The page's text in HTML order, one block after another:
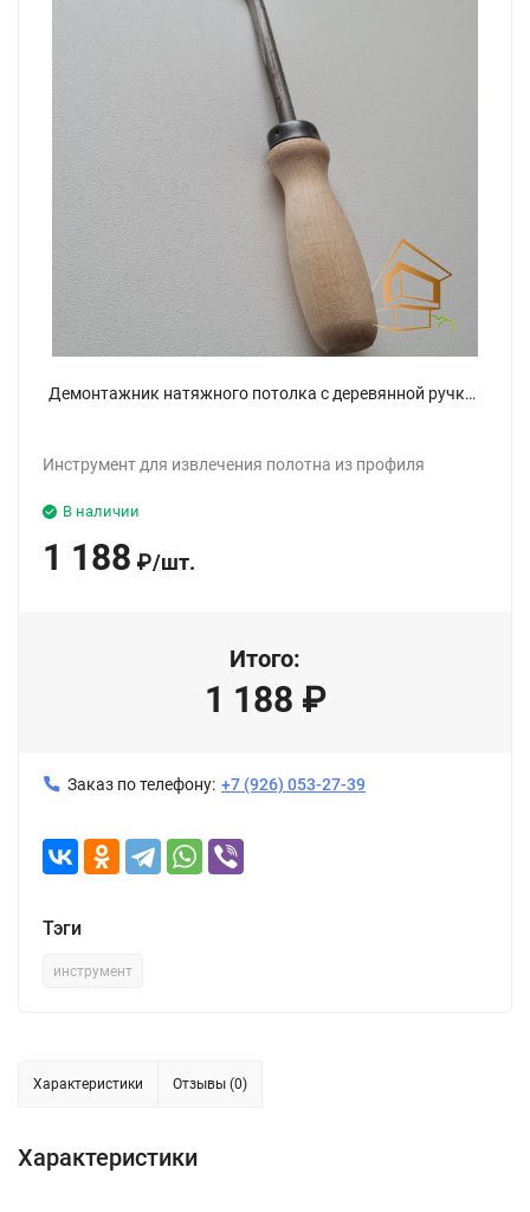
Демонтажник натяжного потолка с деревянной ручкой
Инструмент для извлечения полотна из профиля
В наличии
1 188 ₽/шт.
Итого:
1 188 ₽
Заказ по телефону: +7 (926) 053-27-39
Тэги
инструмент
Характеристики Отзывы (0)
Характеристики